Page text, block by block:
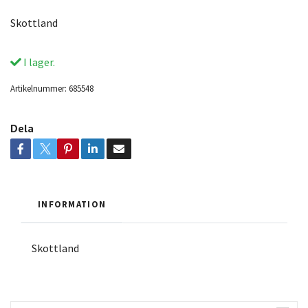
Skottland
I lager.
Artikelnummer: 685548
Dela
INFORMATION
Skottland